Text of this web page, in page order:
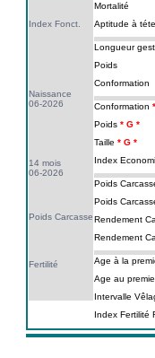
Index Fonct.
Naissance
06-2026
14 mois
06-2026
Poids Carcasse
Fertilité
Mortalité
Aptitude à
Longueur
Poids
Conformation
Conformation
Poids
Taille
Index
Poids
Poids
Rendement
Rendement
Age à la
Age au
Intervalle
Index Fertilité